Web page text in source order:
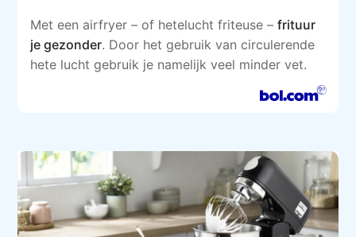
Met een airfryer – of hetelucht friteuse –frituur
je gezonder. Door het gebruik van circulerende
hete lucht gebruik je namelijk veel minder vet.